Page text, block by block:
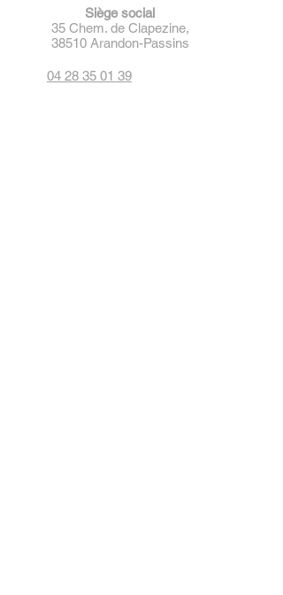
Siège social
35 Chem. de Clapezine,
38510 Arandon-Passins
04 28 35 01 39